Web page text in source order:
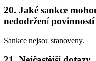
20. Jaké sankce
nedodržení povinností
Sankce nejsou stanoveny.